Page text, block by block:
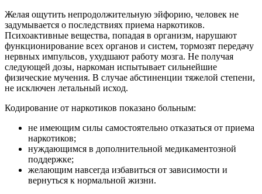
Желая ощутить непродолжительную эйфорию, человек не
задумывается о последствиях приема наркотиков.
Психоактивные вещества, попадая в организм, нарушают
функционирование всех органов и систем, тормозят передачу
нервных импульсов, ухудшают работу мозга. Не получая
следующей дозы, наркоман испытывает сильнейшие
физические мучения. В случае абстиненции тяжелой степени,
не исключен летальный исход.
Кодирование от наркотиков показано больным:
не имеющим силы самостоятельно отказаться от приема
наркотиков;
нуждающимся в дополнительной медикаментозной
поддержке;
желающим навсегда избавиться от зависимости и
вернуться к нормальной жизни.